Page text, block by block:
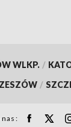
WLKP. /
/
nas: